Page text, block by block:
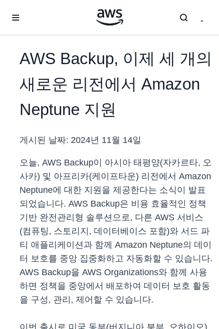
AWS Backup, 이제 세 개의
새로운 리전에서 Amazon
Neptune 지원
게시된 날짜: 2024년 11월 14일
오늘, AWS Backup이 아시아 태평양(자카르타, 오
사카) 및 아프리카(케이프타운) 리전에서 Amazon
Neptune에 대한 지원을 제공한다는 소식이 발표
되었습니다. AWS Backup은 비용 효율적인 정책
기반 완전관리형 솔루션으로, 다른 AWS 서비스
(컴퓨팅, 스토리지, 데이터베이스 포함)와 서드 파
티 애플리케이션과 함께 Amazon Neptune의 데이
터 보호를 중앙 집중화하고 자동화할 수 있습니다.
AWS Backup을 AWS Organizations와 함께 사용
하면 정책을 중앙에서 배포하여 데이터 보호 활동
을 구성, 관리, 제어할 수 있습니다.